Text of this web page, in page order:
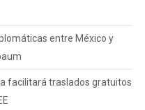
entre México y
facilitará traslados gratuitos